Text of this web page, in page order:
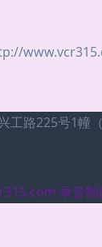
路225号1幢
录音制